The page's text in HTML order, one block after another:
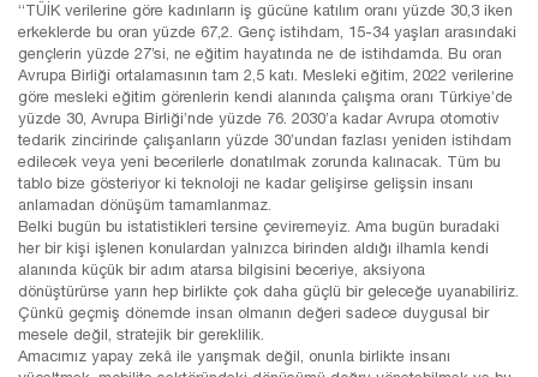
“TÜİK verilerine göre kadınların iş gücüne katılım oranı yüzde 30,3 iken
erkeklerde bu oran yüzde 67,2. Genç istihdam, 15-34 yaşları arasındaki
gençlerin yüzde 27’si, ne eğitim hayatında ne de istihdamda. Bu oran
Avrupa Birliği ortalamasının tam 2,5 katı. Mesleki eğitim, 2022 verilerine
göre mesleki eğitim görenlerin kendi alanında çalışma oranı Türkiye’de
yüzde 30, Avrupa Birliği’nde yüzde 76. 2030’a kadar Avrupa otomotiv
tedarik zincirinde çalışanların yüzde 30’undan fazlası yeniden istihdam
edilecek veya yeni becerilerle donatılmak zorunda kalınacak. Tüm bu
tablo bize gösteriyor ki teknoloji ne kadar gelişirse gelişsin insanı
anlamadan dönüşüm tamamlanmaz.
Belki bugün bu istatistikleri tersine çeviremeyiz. Ama bugün buradaki
her bir kişi işlenen konulardan yalnızca birinden aldığı ilhamla kendi
alanında küçük bir adım atarsa bilgisini beceriye, aksiyona
dönüştürürse yarın hep birlikte çok daha güçlü bir geleceğe uyanabiliriz.
Çünkü geçmiş dönemde insan olmanın değeri sadece duygusal bir
mesele değil, stratejik bir gereklilik.
Amacımız yapay zekâ ile yarışmak değil, onunla birlikte insanı